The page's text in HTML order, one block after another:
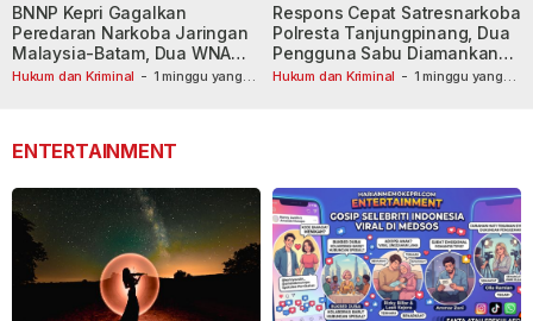
Hukum dan Kriminal - 1 minggu yang
BNNP Kepri Gagalkan
Peredaran Narkoba Jaringan
Malaysia-Batam, Dua WNA
Masih Diburu
Hukum dan Kriminal - 1 minggu yang
Respons Cepat Satresnarkoba
Polresta Tanjungpinang, Dua
Pengguna Sabu Diamankan
Usai Dilaporkan ke Call Center
ENTERTAINMENT